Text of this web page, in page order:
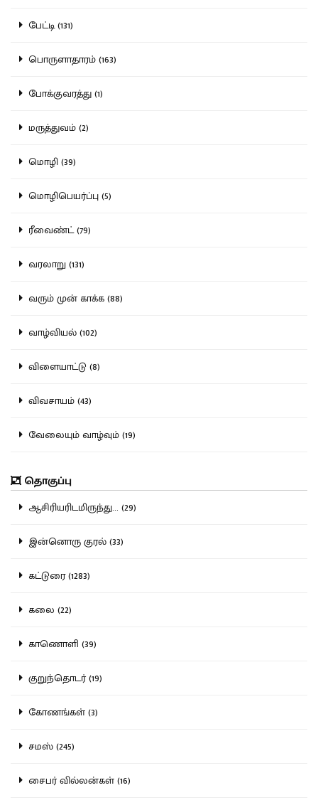
பேட்டி (131)
பொருளாதாரம் (163)
போக்குவரத்து (1)
மருத்துவம் (2)
மொழி (39)
மொழிபெயர்ப்பு (5)
ரீவைண்ட் (79)
வரலாறு (131)
வரும் முன் காக்க (88)
வாழ்வியல் (102)
விளையாட்டு (8)
விவசாயம் (43)
வேலையும் வாழ்வும் (19)
தொகுப்பு
ஆசிரியரிடமிருந்து... (29)
இன்னொரு குரல் (33)
கட்டுரை (1283)
கலை (22)
காணொளி (39)
குறுந்தொடர் (19)
கோணங்கள் (3)
சமஸ் (245)
சைபர் வில்லன்கள் (16)